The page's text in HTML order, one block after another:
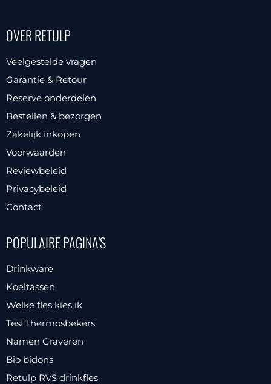
OVER RETULP
Veelgestelde vragen
Garantie & Retour
Reserve onderdelen
Bestellen & bezorgen
Zakelijk inkopen
Voorwaarden
Reviewbeleid
Privacybeleid
Contact
POPULAIRE PAGINA'S
Drinkware
Koeltassen
Welke fles kies ik
Test thermosbekers
Namen Graveren
Bio bidons
Retulp RVS drinkfles